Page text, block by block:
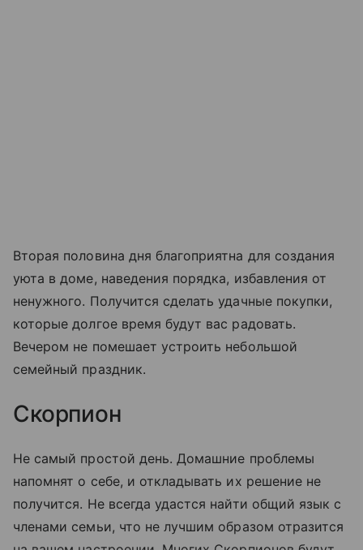
Вторая половина дня благоприятна для создания
уюта в доме, наведения порядка, избавления от
ненужного. Получится сделать удачные покупки,
которые долгое время будут вас радовать.
Вечером не помешает устроить небольшой
семейный праздник.
Скорпион
Не самый простой день. Домашние проблемы
напомнят о себе, и откладывать их решение не
получится. Не всегда удастся найти общий язык с
членами семьи, что не лучшим образом отразится